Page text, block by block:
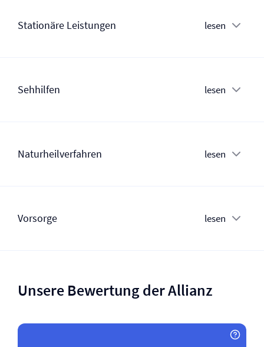
Stationäre Leistungen lesen
Sehhilfen lesen
Naturheilverfahren lesen
Vorsorge lesen
Unsere Bewertung der Allianz